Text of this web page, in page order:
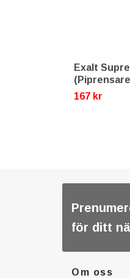
Exalt
167 kr
för ditt
Om oss